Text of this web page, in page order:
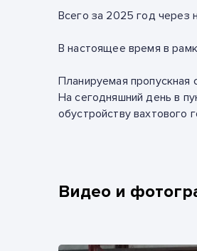
Всего за 2025 год через
В настоящее время в
Планируемая пропускная
На сегодняшний день в
обустройству вахтового
Видео и